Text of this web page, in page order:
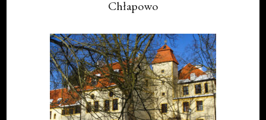
Chłapowo